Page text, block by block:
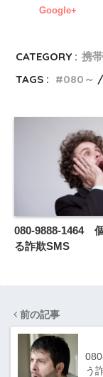
Google+
CATEGORY : 携
TAGS :
080～
080-9888-1464
る詐欺SMS
前の記事
う